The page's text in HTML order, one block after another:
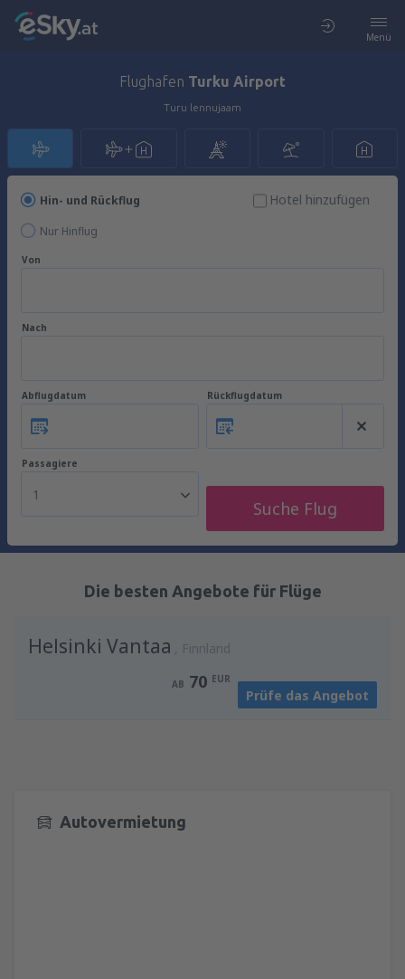
Menü
Flughafen Turku Airport
Turu lennujaam
Hin- und Rückflug
Nur Hinflug
Hotel hinzufügen
Von
Nach
Abflugdatum Rückflugdatum
Passagiere
1
Suche Flug
Die besten Angebote für Flüge
Helsinki Vantaa Finnland
AB 70 EUR
Prüfe das Angebot
Autovermietung